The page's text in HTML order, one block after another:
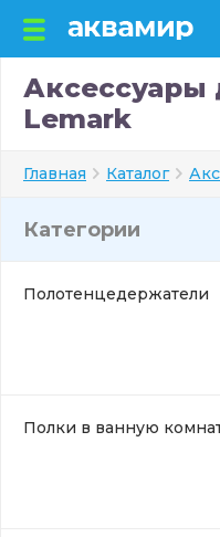
Аксессуары
Lemark
Главная Каталог
Категории
Полотенцедержатели
Полки в ванную